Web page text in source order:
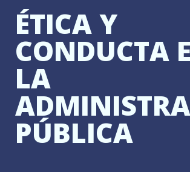
ÉTICA Y
CONDUCTA
LA
PÚBLICA